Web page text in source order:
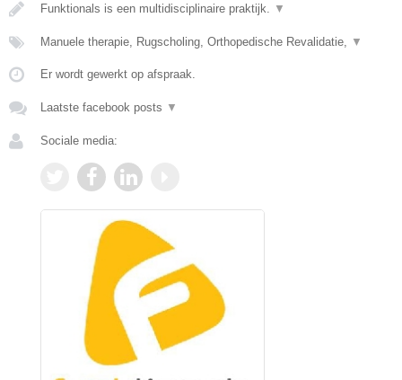
Funktionals is een multidisciplinaire praktijk. ▼
Manuele therapie, Rugscholing, Orthopedische Revalidatie, ▼
Er wordt gewerkt op afspraak.
Laatste facebook posts ▼
Sociale media: